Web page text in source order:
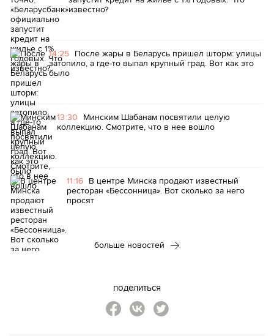
известно?
14:25 После жары в Беларусь пришел шторм: улицы
затопило, а где-то выпал крупный град. Вот как это
было
13:30 Минским Шабанам посвятили целую
коллекцию. Смотрите, что в нее вошло
11:16 В центре Минска продают известный
ресторан «Бессонница». Вот сколько за него
просят
больше новостей
поделиться